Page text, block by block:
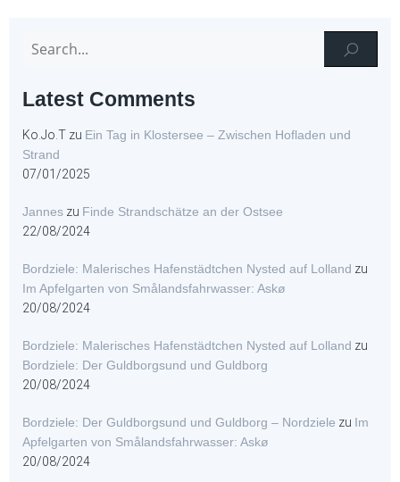
Latest Comments
Ko.Jo.T zu Ein Tag in Klostersee – Zwischen Hofladen und
Strand
07/01/2025
Jannes zu Finde Strandschätze an der Ostsee
22/08/2024
Bordziele: Malerisches Hafenstädtchen Nysted auf Lolland zu
Im Apfelgarten von Smålandsfahrwasser: Askø
20/08/2024
Bordziele: Malerisches Hafenstädtchen Nysted auf Lolland zu
Bordziele: Der Guldborgsund und Guldborg
20/08/2024
Bordziele: Der Guldborgsund und Guldborg – Nordziele zu Im
Apfelgarten von Smålandsfahrwasser: Askø
20/08/2024